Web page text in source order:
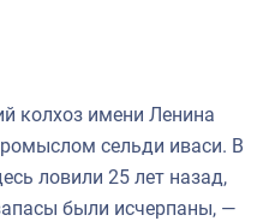
колхоз имени Ленина
сельди иваси. В
ловили 25 лет назад,
были исчерпаны, —